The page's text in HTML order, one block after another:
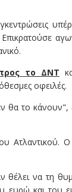
το ΔΝΤ
οφειλές.
θα το κάνουν",
να τη